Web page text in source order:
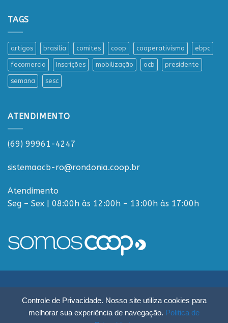
Controle de Privacidade. Nosso site utiliza cookies para
melhorar sua experiência de navegação. Politica de
TAGS
artigos brasilia comites coop cooperativismo ebpc
fecomercio Inscrições mobilização ocb presidente
semana sesc
ATENDIMENTO
(69) 99961-4247
sistemaocb-ro@rondonia.coop.br
Atendimento
Seg – Sex | 08:00h às 12:00h – 13:00h às 17:00h
Sistema OCB Rondônia © Todos os Direitos Reservados - R. Paulo
Macalão, 4675 - Flodoaldo Pontes Pinto, Porto Velho - RO, 76820-454